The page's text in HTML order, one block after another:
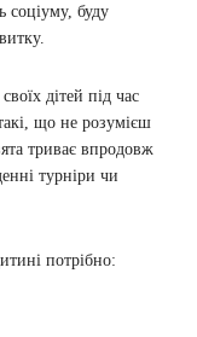
соціуму, буду
дітей під час
що не розумієш
триває впродовж
турніри чи
потрібно: